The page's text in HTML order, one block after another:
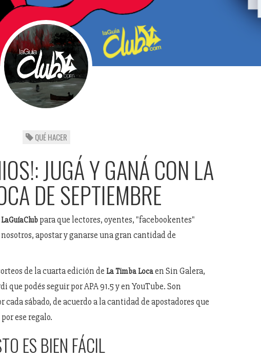
QUÉ HACER
JUGÁ Y GANÁ CON LA
DE SEPTIEMBRE
LaGuíaClub para que lectores, oyentes, "facebookentes"
apostar y ganarse una gran cantidad de
de la cuarta edición de La Timba Locaen Sin Galera,
que podés seguir por APA 91.5 y en YouTube. Son
cada sábado, de acuerdo a la cantidad de apostadores que
ese regalo.
ES BIEN FÁCIL